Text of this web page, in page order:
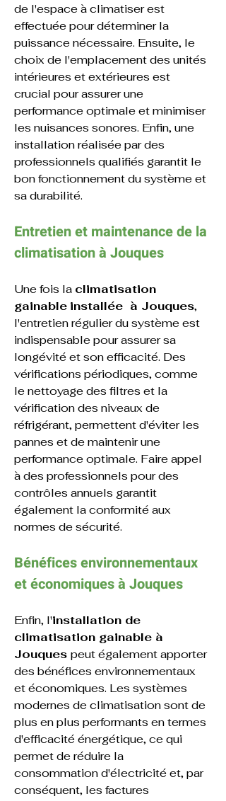
de l'espace à climatiser est
effectuée pour déterminer la
puissance nécessaire. Ensuite, le
choix de l'emplacement des unités
intérieures et extérieures est
crucial pour assurer une
performance optimale et minimiser
les nuisances sonores. Enfin, une
installation réalisée par des
professionnels qualifiés garantit le
bon fonctionnement du système et
sa durabilité.
Entretien et maintenance de la
climatisation à Jouques
Une fois la climatisation
gainable installée  à Jouques,
l'entretien régulier du système est
indispensable pour assurer sa
longévité et son efficacité. Des
vérifications périodiques, comme
le nettoyage des filtres et la
vérification des niveaux de
réfrigérant, permettent d'éviter les
pannes et de maintenir une
performance optimale. Faire appel
à des professionnels pour des
contrôles annuels garantit
également la conformité aux
normes de sécurité.
Bénéfices environnementaux
et économiques à Jouques
Enfin, l'installation de
climatisation gainable à
Jouques peut également apporter
des bénéfices environnementaux
et économiques. Les systèmes
modernes de climatisation sont de
plus en plus performants en termes
d'efficacité énergétique, ce qui
permet de réduire la
consommation d'électricité et, par
conséquent, les factures